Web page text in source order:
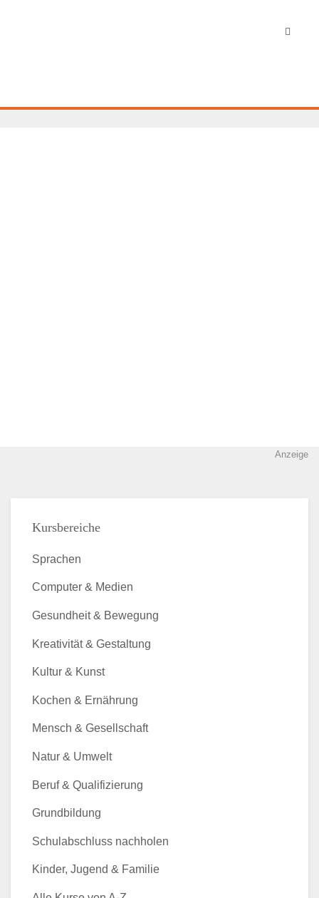
Anzeige
Kursbereiche
Sprachen
Computer & Medien
Gesundheit & Bewegung
Kreativität & Gestaltung
Kultur & Kunst
Kochen & Ernährung
Mensch & Gesellschaft
Natur & Umwelt
Beruf & Qualifizierung
Grundbildung
Schulabschluss nachholen
Kinder, Jugend & Familie